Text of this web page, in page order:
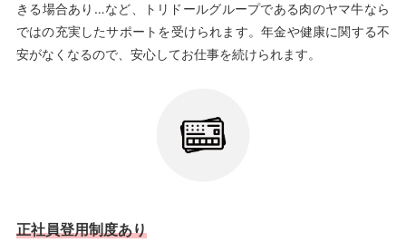
きる場合あり…など、トリドールグループである肉のヤマ牛なら
ではの充実したサポートを受けられます。年金や健康に関する不
安がなくなるので、安心してお仕事を続けられます。
正社員登用制度あり